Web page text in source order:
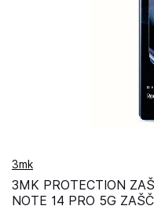
3mk
3MK PROTECTION
NOTE 14 PRO 5G